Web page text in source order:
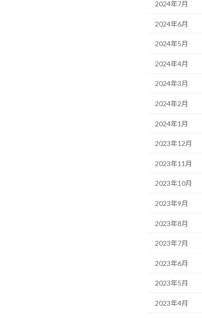
2024年7月
2024年6月
2024年5月
2024年4月
2024年3月
2024年2月
2024年1月
2023年12月
2023年11月
2023年10月
2023年9月
2023年8月
2023年7月
2023年6月
2023年5月
2023年4月